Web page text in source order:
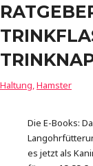
Haltung,Hamster
Die E-Books:
es jetzt als